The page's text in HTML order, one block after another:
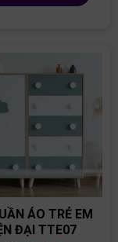
ÁO TRẺ EM
ĐẠI TTE07